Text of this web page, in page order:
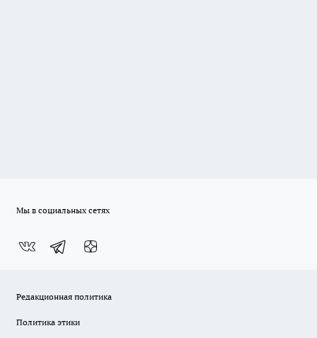
Мы в социальных сетях
Редакционная политика
Политика этики